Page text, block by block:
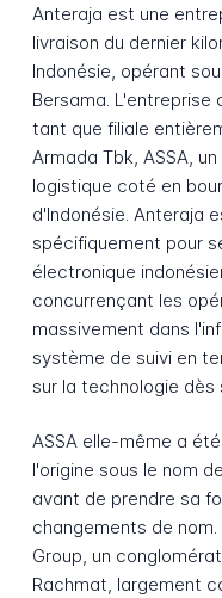
Anteraja est une
livraison du dernier
Indonésie, opérant
Bersama. L'entreprise
tant que filiale
Armada Tbk, ASSA,
logistique coté en
d'Indonésie. Anteraja
spécifiquement pour
électronique
concurrençant les
massivement dans
système de suivi en
sur la technologie dès
ASSA elle-même a
l'origine sous le nom
avant de prendre sa
changements de
Group, un
Rachmat, largement